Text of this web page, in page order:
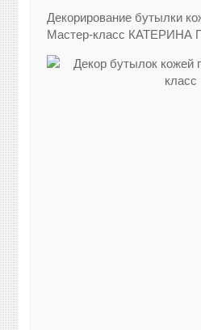
Декорирование бутылки
Мастер-класс КАТЕРИНА